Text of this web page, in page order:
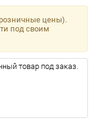
цены).
под своим
товар под заказ.